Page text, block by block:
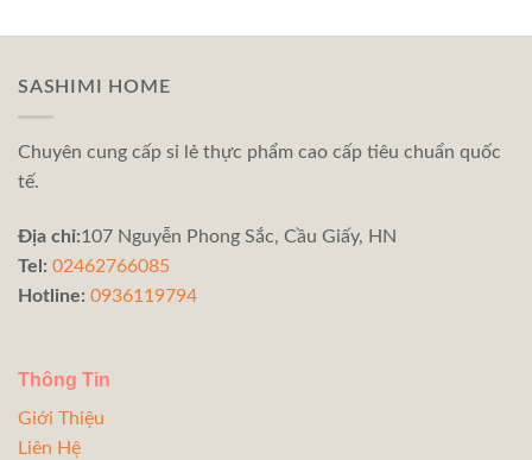
SASHIMI HOME
Chuyên cung cấp sỉ lẻ thực phẩm cao cấp tiêu chuẩn quốc
tế.
Địa chỉ:107 Nguyễn Phong Sắc, Cầu Giấy, HN
Tel: 02462766085
Hotline: 0936119794
Thông Tin
Giới Thiệu
Liên Hệ